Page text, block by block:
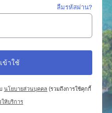
ลืมรหัสผ่าน?
นโยบายส่วนบุคคล (รวมถึงการใช้คุกกี้
ห้บริการ